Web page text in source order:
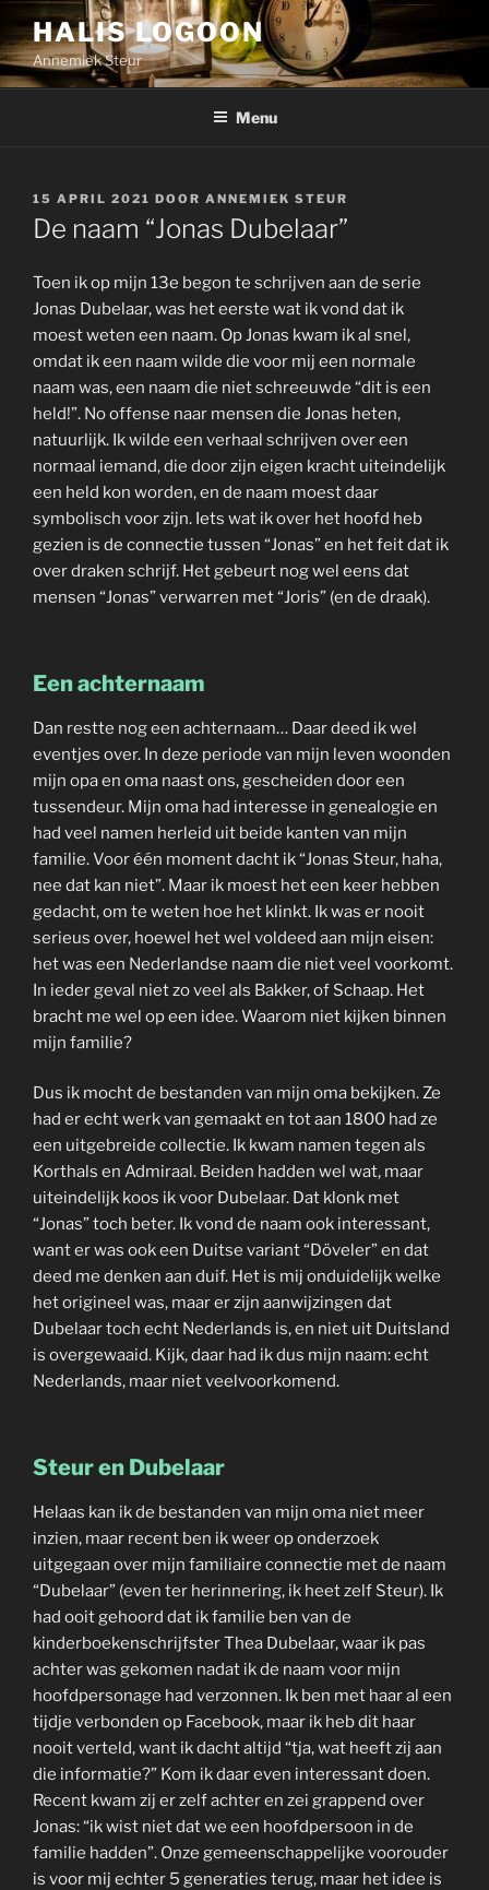
naar
de
inhoud
HALIS LOGOON
Annemiek Steur
Menu
GEPLAATST
OP
15 APRIL 2021 DOOR ANNEMIEK STEUR
De naam “Jonas Dubelaar”
Toen ik op mijn 13e begon te schrijven aan de serie
Jonas Dubelaar, was het eerste wat ik vond dat ik
moest weten een naam. Op Jonas kwam ik al snel,
omdat ik een naam wilde die voor mij een normale
naam was, een naam die niet schreeuwde “dit is een
held!”. No offense naar mensen die Jonas heten,
natuurlijk. Ik wilde een verhaal schrijven over een
normaal iemand, die door zijn eigen kracht uiteindelijk
een held kon worden, en de naam moest daar
symbolisch voor zijn. Iets wat ik over het hoofd heb
gezien is de connectie tussen “Jonas” en het feit dat ik
over draken schrijf. Het gebeurt nog wel eens dat
mensen “Jonas” verwarren met “Joris” (en de draak).
Een achternaam
Dan restte nog een achternaam… Daar deed ik wel
eventjes over. In deze periode van mijn leven woonden
mijn opa en oma naast ons, gescheiden door een
tussendeur. Mijn oma had interesse in genealogie en
had veel namen herleid uit beide kanten van mijn
familie. Voor één moment dacht ik “Jonas Steur, haha,
nee dat kan niet”. Maar ik moest het een keer hebben
gedacht, om te weten hoe het klinkt. Ik was er nooit
serieus over, hoewel het wel voldeed aan mijn eisen:
het was een Nederlandse naam die niet veel voorkomt.
In ieder geval niet zo veel als Bakker, of Schaap. Het
bracht me wel op een idee. Waarom niet kijken binnen
mijn familie?
Dus ik mocht de bestanden van mijn oma bekijken. Ze
had er echt werk van gemaakt en tot aan 1800 had ze
een uitgebreide collectie. Ik kwam namen tegen als
Korthals en Admiraal. Beiden hadden wel wat, maar
uiteindelijk koos ik voor Dubelaar. Dat klonk met
“Jonas” toch beter. Ik vond de naam ook interessant,
want er was ook een Duitse variant “Döveler” en dat
deed me denken aan duif. Het is mij onduidelijk welke
het origineel was, maar er zijn aanwijzingen dat
Dubelaar toch echt Nederlands is, en niet uit Duitsland
is overgewaaid. Kijk, daar had ik dus mijn naam: echt
Nederlands, maar niet veelvoorkomend.
Steur en Dubelaar
Helaas kan ik de bestanden van mijn oma niet meer
inzien, maar recent ben ik weer op onderzoek
uitgegaan over mijn familiaire connectie met de naam
“Dubelaar” (even ter herinnering, ik heet zelf Steur). Ik
had ooit gehoord dat ik familie ben van de
kinderboekenschrijfster Thea Dubelaar, waar ik pas
achter was gekomen nadat ik de naam voor mijn
hoofdpersonage had verzonnen. Ik ben met haar al een
tijdje verbonden op Facebook, maar ik heb dit haar
nooit verteld, want ik dacht altijd “tja, wat heeft zij aan
die informatie?” Kom ik daar even interessant doen.
Recent kwam zij er zelf achter en zei grappend over
Jonas: “ik wist niet dat we een hoofdpersoon in de
familie hadden”. Onze gemeenschappelijke voorouder
is voor mij echter 5 generaties terug, maar het idee is